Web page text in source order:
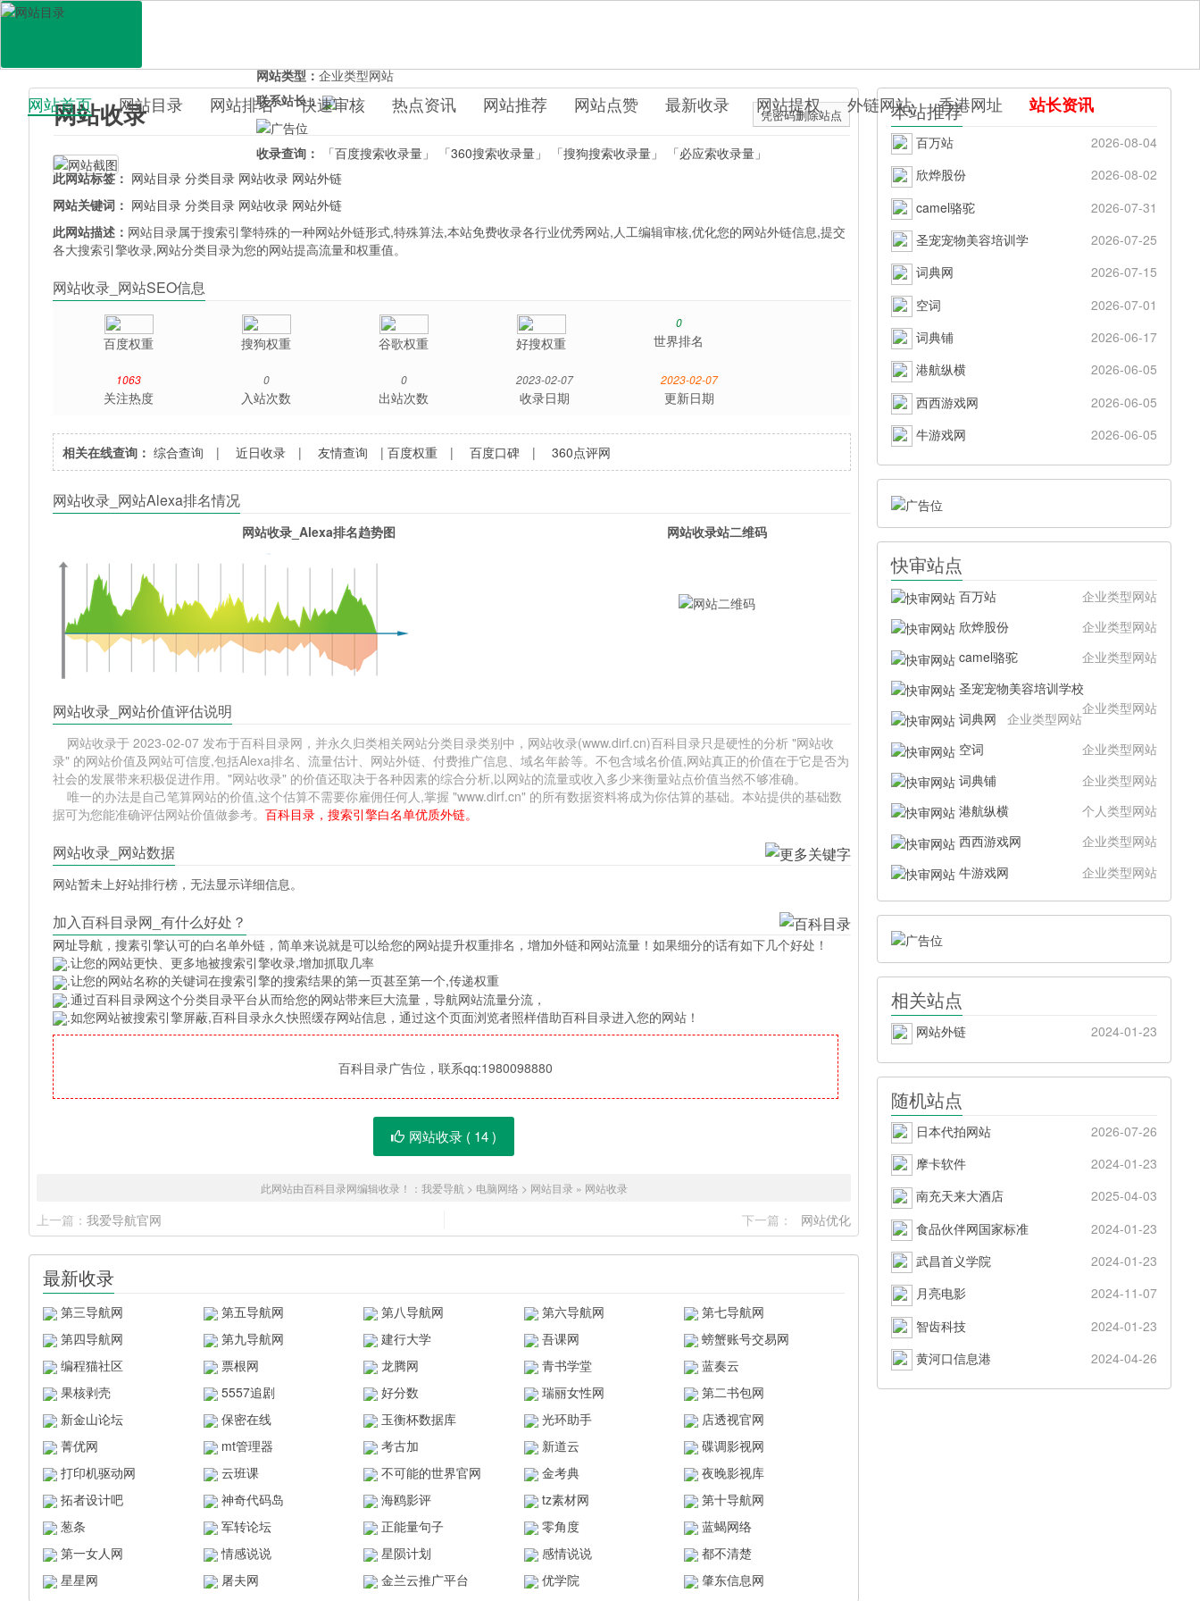
百科目录
网站首页 网站目录 网站排名 快速审核 热点资讯 网站推荐 网站点赞 最新收录 网站提权 外链网站 香港网址 站长资讯
网站收录 凭密码删除站点
网站类型：企业类型网站
联系站长：
收录查询： 「百度搜索收录量」 「360搜索收录量」 「搜狗搜索收录量」
「必应索收录量」
此网站标签： 网站目录 分类目录 网站收录 网站外链
网站关键词： 网站目录 分类目录 网站收录 网站外链
此网站描述： 网站目录属于搜索引擎特殊的一种网站外链形式,特殊算法,本站免费收录各行业优秀网站,人工编辑审核,优化您的网站外链信息,提交
各大搜索引擎收录,网站分类目录为您的网站提高流量和权重值。
网站收录_网站SEO信息
百度权重 搜狗权重 谷歌权重 好搜权重
0
世界排名
1063
关注热度
0
入站次数
0
出站次数
2023-02-07
收录日期
2023-02-07
更新日期
相关在线查询： 综合查询 |近日收录 |友情查询 |百度权重 |百度口碑 |360点评网
网站收录_网站Alexa排名情况
网站收录_Alexa排名趋势图 网站收录站二维码
网站收录_网站价值评估说明
网站收录于 2023-02-07 发布于百科目录网，并永久归类相关网站分类目录类别中，网站收录(www.dirf.cn)百科目录只是硬性的分析 "网站收
录" 的网站价值及网站可信度,包括Alexa排名、流量估计、网站外链、付费推广信息、域名年龄等。不包含域名价值,网站真正的价值在于它是否为
社会的发展带来积极促进作用。"网站收录" 的价值还取决于各种因素的综合分析,以网站的流量或收入多少来衡量站点价值当然不够准确。
唯一的办法是自己笔算网站的价值,这个估算不需要你雇佣任何人,掌握 "www.dirf.cn" 的所有数据资料将成为你估算的基础。本站提供的基础数
据可为您能准确评估网站价值做参考。百科目录，搜索引擎白名单优质外链。
网站收录_网站数据
网站暂未上好站排行榜，无法显示详细信息。
加入百科目录网_有什么好处？
网址导航 ，搜素引擎认可的白名单外链，简单来说就是可以给您的网站提升权重排名，增加外链和网站流量！如果细分的话有如下几个好处！
.让您的网站更快、更多地被搜索引擎收录,增加抓取几率
.让您的网站名称的关键词在搜索引擎的搜索结果的第一页甚至第一个,传递权重
.通过百科目录网这个分类目录平台从而给您的网站带来巨大流量，导航网站流量分流，
.如您网站被搜索引擎屏蔽,百科目录永久快照缓存网站信息，通过这个页面浏览者照样借助百科目录进入您的网站！
百科目录广告位，联系qq:1980098880
网站收录 ( 14)
此网站由百科目录网编辑收录！： 我爱导航 > 电脑网络 > 网站目录» 网站收录
上一篇： 我爱导航官网 下一篇： 网站优化
最新收录
第三导航网 第五导航网 第八导航网 第六导航网
第七导航网
第四导航网
第九导航网 建行大学 吾课网
螃蟹账号交易网
编程猫社区
票根网 龙腾网 青书学堂
蓝奏云
果核剥壳
5557追剧 好分数 瑞丽女性网
第二书包网
新金山论坛
保密在线 玉衡杯数据库 光环助手
店透视官网
菁优网
mt管理器 考古加 新道云
碟调影视网
打印机驱动网
云班课 不可能的世界官网 金考典
夜晚影视库
拓者设计吧
神奇代码岛 海鸥影评 tz素材网
第十导航网
葱条
军转论坛 正能量句子 零角度
蓝蝎网络
第一女人网
情感说说 星陨计划 感情说说
都不清楚
星星网
屠夫网 金兰云推广平台 优学院 肇东信息网
本站推荐
百万站
2026-08-04
欣烨股份
2026-08-02
camel骆驼
2026-07-31
圣宠宠物美容培训学
2026-07-25
词典网
2026-07-15
空词
2026-07-01
词典铺
2026-06-17
港航纵横
2026-06-05
西西游戏网
2026-06-05
牛游戏网
2026-06-05
快审站点
百万站
企业类型网站
欣烨股份
企业类型网站
camel骆驼
企业类型网站
圣宠宠物美容培训学校
企业类型网站
词典网
企业类型网站
空词
企业类型网站
词典铺
企业类型网站
港航纵横
个人类型网站
西西游戏网
企业类型网站
牛游戏网
企业类型网站
相关站点
网站外链 2024-01-23
随机站点
日本代拍网站
2026-07-26
摩卡软件
2024-01-23
南充天来大酒店
2025-04-03
食品伙伴网国家标准
2024-01-23
武昌首义学院
2024-01-23
月亮电影
2024-11-07
智齿科技
2024-01-23
黄河口信息港
2024-04-26